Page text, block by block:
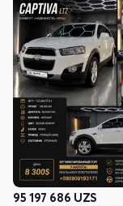
95 197 686 UZS